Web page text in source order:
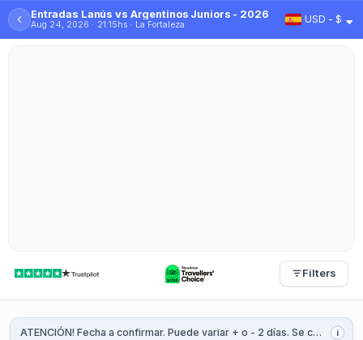
‹ Entradas Lanús vs Argentinos Juniors - 2026
Aug 24, 2026 · 21:15hs · La Fortaleza USD - $
Filters
ATENCIÓN! Fecha a confirmar. Puede variar + o - 2 días. Se confirmará 1 o 2 semanas antes del partido. i